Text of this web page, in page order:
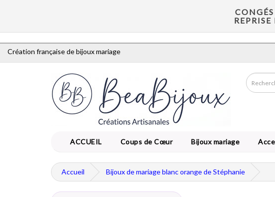
Création française de bijoux mariage
ACCUEIL Coups de Cœur Bijoux mariage
Accueil Bijoux de mariage blanc orange de Stéphanie